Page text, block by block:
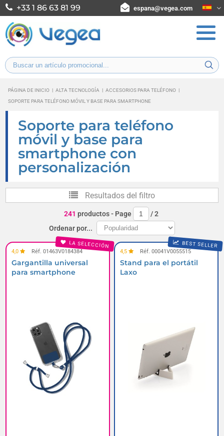
+33 1 86 63 81 99 espana@vegea.com
PÁGINA DE INICIO | ALTA TECNOLOGÍA | ACCESORIOS PARA TELÉFONO |
SOPORTE PARA TELÉFONO MÓVIL Y BASE PARA SMARTPHONE
Soporte para teléfono
móvil y base para
smartphone con
personalización
Resultados del filtro
241 productos- Page /2
Ordenar por...
LA SELECCIÓN
4,0 Réf. 01463V0184384
Gargantilla universal
para smartphone
BEST SELLER
4,5 Réf. 00041V0055515
Stand para el portátil
Laxo